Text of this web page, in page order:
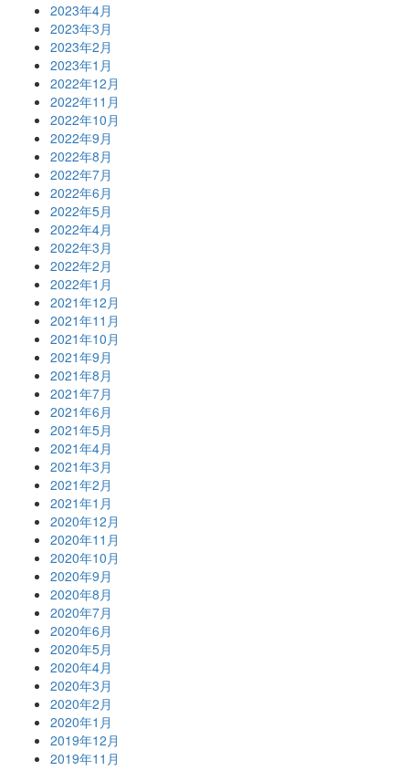
2023年4月
2023年3月
2023年2月
2023年1月
2022年12月
2022年11月
2022年10月
2022年9月
2022年8月
2022年7月
2022年6月
2022年5月
2022年4月
2022年3月
2022年2月
2022年1月
2021年12月
2021年11月
2021年10月
2021年9月
2021年8月
2021年7月
2021年6月
2021年5月
2021年4月
2021年3月
2021年2月
2021年1月
2020年12月
2020年11月
2020年10月
2020年9月
2020年8月
2020年7月
2020年6月
2020年5月
2020年4月
2020年3月
2020年2月
2020年1月
2019年12月
2019年11月